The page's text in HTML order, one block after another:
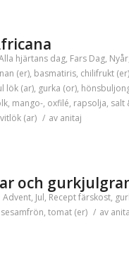
hjärtans dag, Fars Dag, Nyår,
(er), basmatiris, chilifrukt (er)
lök (ar), gurka (or),
, mango-, oxfilé, rapsolja, salt
vitlök (ar) / av anitaj
och
Advent, Jul, Recept färskost,
, tomat (er) / av